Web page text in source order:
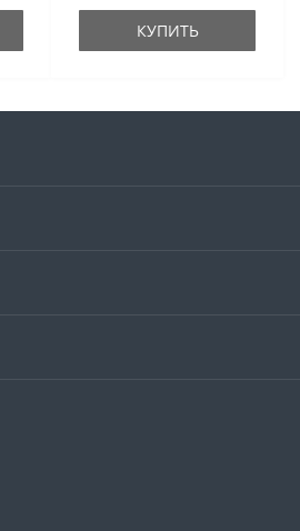
КУПИТЬ